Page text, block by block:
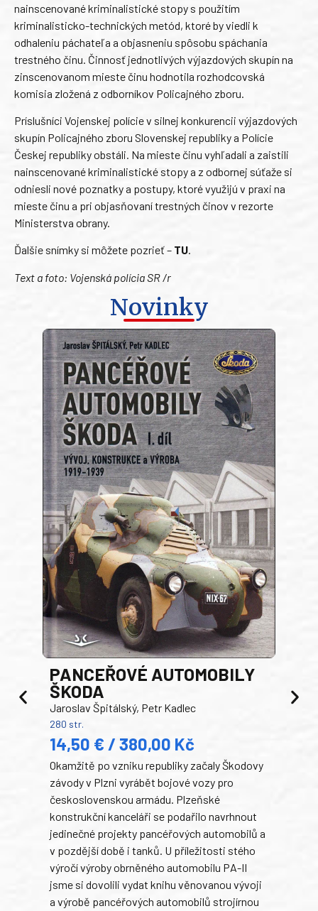
nainscenované kriminalistické stopy s použitím
kriminalisticko-technických metód, ktoré by viedli k
odhaleniu páchateľa a objasneniu spôsobu spáchania
trestného činu. Činnosť jednotlivých výjazdových skupín na
zinscenovanom mieste činu hodnotila rozhodcovská
komisia zložená z odborníkov Policajného zboru.
Príslušníci Vojenskej polície v silnej konkurencii výjazdových
skupín Policajného zboru Slovenskej republiky a Polície
Českej republiky obstáli. Na mieste činu vyhľadali a zaistili
nainscenované kriminalistické stopy a z odbornej súťaže si
odniesli nové poznatky a postupy, ktoré využijú v praxi na
mieste činu a pri objasňovaní trestných činov v rezorte
Ministerstva obrany.
Ďalšie snímky si môžete pozrieť – TU.
Text a foto: Vojenská polícia SR /r
Novinky
PANCEŘOVÉ AUTOMOBILY
ŠKODA
Jaroslav Špitálský, Petr Kadlec
280 str.
14,50 € / 380,00 Kč
Okamžitě po vzniku republiky začaly Škodovy
závody v Plzni vyrábět bojové vozy pro
československou armádu. Plzeňské
konstrukční kanceláři se podařilo navrhnout
jedinečné projekty pancéřových automobilů a
v pozdější době i tanků. U příležitosti stého
výročí výroby obrněného automobilu PA-II
jsme si dovolili vydat knihu věnovanou vývoji
a výrobě pancéřových automobilů strojírnou